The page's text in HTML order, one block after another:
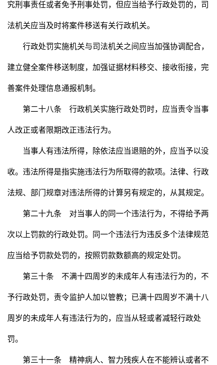
究刑事责任或者免予刑事处罚，但应当给予行政处罚的，司
法机关应当及时将案件移送有关行政机关。
行政处罚实施机关与司法机关之间应当加强协调配合，
建立健全案件移送制度，加强证据材料移交、接收衔接，完
善案件处理信息通报机制。
第二十八条 行政机关实施行政处罚时，应当责令当事
人改正或者限期改正违法行为。
当事人有违法所得，除依法应当退赔的外，应当予以没
收。违法所得是指实施违法行为所取得的款项。法律、行政
法规、部门规章对违法所得的计算另有规定的，从其规定。
第二十九条 对当事人的同一个违法行为，不得给予两
次以上罚款的行政处罚。同一个违法行为违反多个法律规范
应当给予罚款处罚的，按照罚款数额高的规定处罚。
第三十条 不满十四周岁的未成年人有违法行为的，不
予行政处罚，责令监护人加以管教；已满十四周岁不满十八
周岁的未成年人有违法行为的，应当从轻或者减轻行政处
罚。
第三十一条 精神病人、智力残疾人在不能辨认或者不